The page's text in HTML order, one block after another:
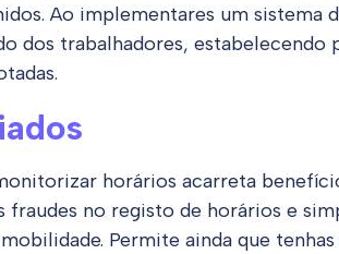
Ao implementares um sistema
dos trabalhadores, estabelecendo
horários acarreta
fraudes no registo de horários e
Permite ainda que